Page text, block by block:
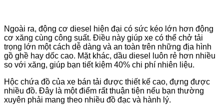
Ngoài ra, động cơ diesel hiện đại có sức kéo lớn hơn động
cơ xăng cùng công suất. Điều này giúp xe có thể chở tải
trọng lớn một cách dễ dàng và an toàn trên những địa hình
gồ ghề hay dốc cao. Mặt khác, dầu diesel luôn rẻ hơn nhiều
so với xăng, giúp bạn tiết kiệm 40% chi phí nhiên liệu.
Hộc chứa đồ của xe bán tải được thiết kế cao, đựng được
nhiều đồ. Đây là một điểm rất thuận tiện nếu bạn thường
xuyên phải mang theo nhiều đồ đạc và hành lý.